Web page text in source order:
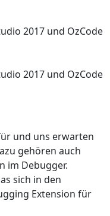
2017 und OzCode
2017 und OzCode
und uns erwarten
gehören auch
im Debugger.
sich in den
Extension für